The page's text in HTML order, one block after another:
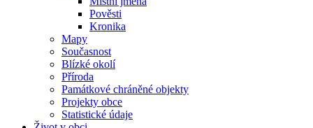
Pověsti
Kronika
Mapy
Současnost
Blízké okolí
Příroda
Památkové chráněné objekty
Projekty obce
Statistické údaje